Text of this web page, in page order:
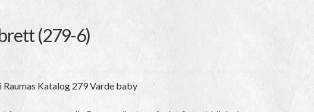
(279-6)
Katalog 279 Varde baby